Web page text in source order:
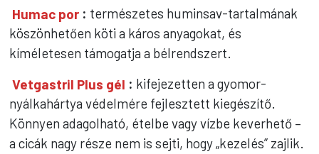
Humac por : természetes huminsav-tartalmának
köszönhetően köti a káros anyagokat, és
kíméletesen támogatja a bélrendszert.
Vetgastril Plus gél : kifejezetten a gyomor-
nyálkahártya védelmére fejlesztett kiegészítő.
Könnyen adagolható, ételbe vagy vízbe keverhető –
a cicák nagy része nem is sejti, hogy „kezelés” zajlik.